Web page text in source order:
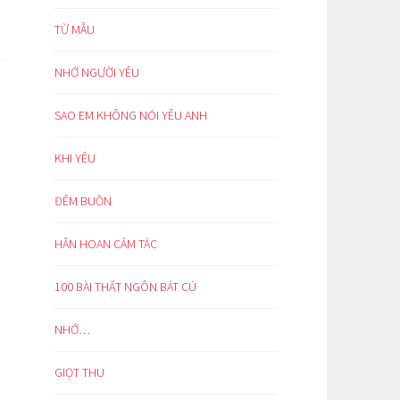
TỪ MẪU
NHỚ NGƯỜI YÊU
SAO EM KHÔNG NÓI YÊU ANH
KHI YÊU
ĐÊM BUỒN
HÂN HOAN CẢM TÁC
100 BÀI THẤT NGÔN BÁT CÚ
NHỚ…
GIỌT THU